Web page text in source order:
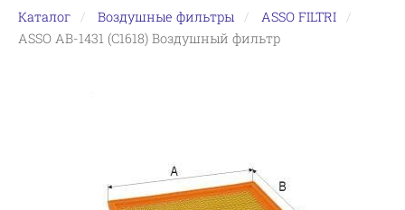
Каталог Воздушные фильтры
ASSO FILTRI
ASSO AB-1431 (C1618) Воздушный фильтр